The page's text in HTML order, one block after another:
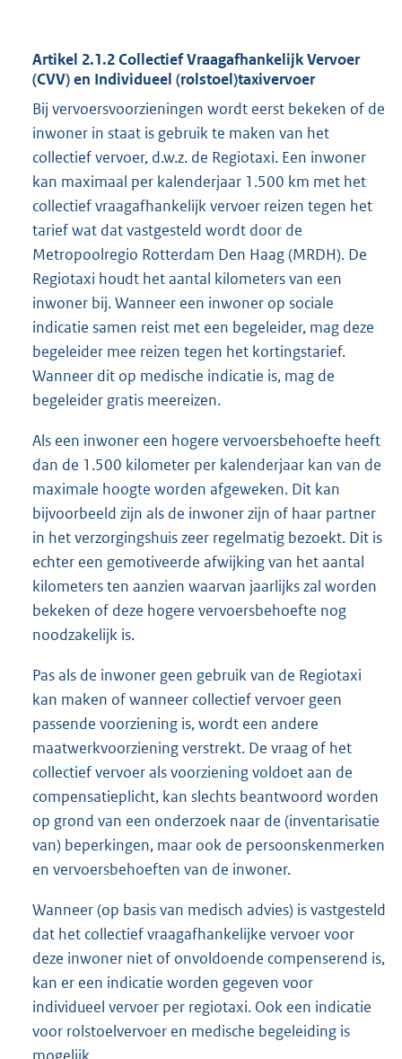
Artikel 2.1.2 Collectief Vraagafhankelijk Vervoer
(CVV) en Individueel (rolstoel)taxivervoer
Bij vervoersvoorzieningen wordt eerst bekeken of de
inwoner in staat is gebruik te maken van het
collectief vervoer, d.w.z. de Regiotaxi. Een inwoner
kan maximaal per kalenderjaar 1.500 km met het
collectief vraagafhankelijk vervoer reizen tegen het
tarief wat dat vastgesteld wordt door de
Metropoolregio Rotterdam Den Haag (MRDH). De
Regiotaxi houdt het aantal kilometers van een
inwoner bij. Wanneer een inwoner op sociale
indicatie samen reist met een begeleider, mag deze
begeleider mee reizen tegen het kortingstarief.
Wanneer dit op medische indicatie is, mag de
begeleider gratis meereizen.
Als een inwoner een hogere vervoersbehoefte heeft
dan de 1.500 kilometer per kalenderjaar kan van de
maximale hoogte worden afgeweken. Dit kan
bijvoorbeeld zijn als de inwoner zijn of haar partner
in het verzorgingshuis zeer regelmatig bezoekt. Dit is
echter een gemotiveerde afwijking van het aantal
kilometers ten aanzien waarvan jaarlijks zal worden
bekeken of deze hogere vervoersbehoefte nog
noodzakelijk is.
Pas als de inwoner geen gebruik van de Regiotaxi
kan maken of wanneer collectief vervoer geen
passende voorziening is, wordt een andere
maatwerkvoorziening verstrekt. De vraag of het
collectief vervoer als voorziening voldoet aan de
compensatieplicht, kan slechts beantwoord worden
op grond van een onderzoek naar de (inventarisatie
van) beperkingen, maar ook de persoonskenmerken
en vervoersbehoeften van de inwoner.
Wanneer (op basis van medisch advies) is vastgesteld
dat het collectief vraagafhankelijke vervoer voor
deze inwoner niet of onvoldoende compenserend is,
kan er een indicatie worden gegeven voor
individueel vervoer per regiotaxi. Ook een indicatie
voor rolstoelvervoer en medische begeleiding is